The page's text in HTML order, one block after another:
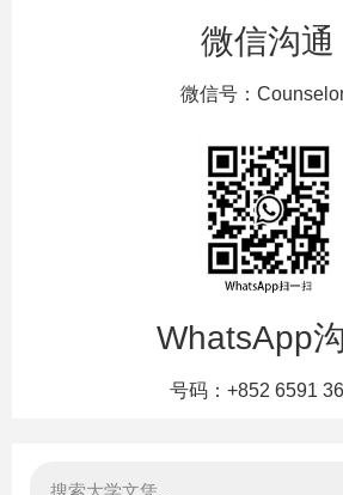
微信沟通
微信号：
WhatsApp
号码：+852 6591